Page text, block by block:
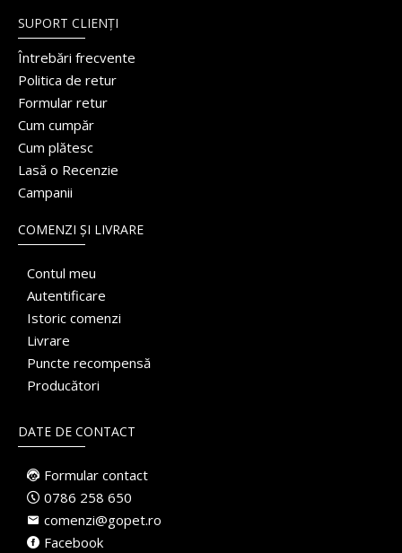
SUPORT CLIENȚI
Întrebări frecvente
Politica de retur
Formular retur
Cum cumpăr
Cum plătesc
Lasă o Recenzie
Campanii
COMENZI ȘI LIVRARE
Contul meu
Autentificare
Istoric comenzi
Livrare
Puncte recompensă
Producători
DATE DE CONTACT
Formular contact
0786 258 650
comenzi@gopet.ro
Facebook